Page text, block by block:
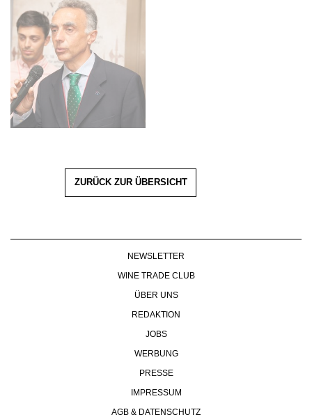
ZURÜCK ZUR ÜBERSICHT
NEWSLETTER
WINE TRADE CLUB
ÜBER UNS
REDAKTION
JOBS
WERBUNG
PRESSE
IMPRESSUM
AGB & DATENSCHUTZ